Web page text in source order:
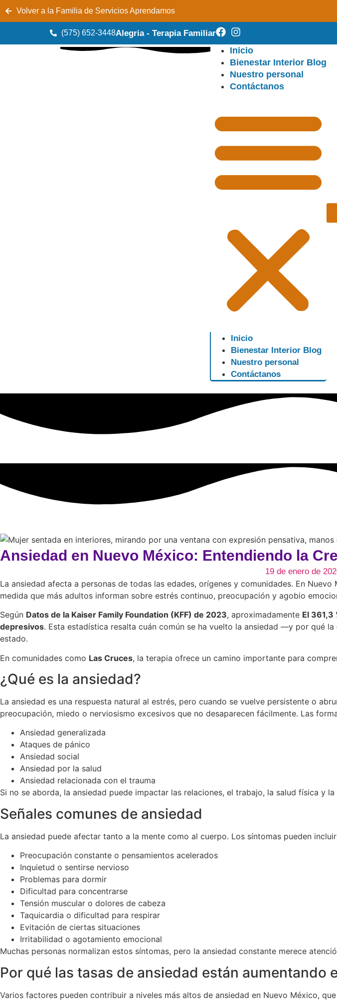
Volver a la Familia de Servicios Aprendamos
(575) 652-3448Alegria - Terapia Familiar
Inicio
Bienestar Interior Blog
Nuestro personal
Contáctanos
Inicio
Bienestar Interior Blog
Nuestro personal
Contáctanos
Ansiedad en Nuevo México: Entendiendo la
19 de enero de
La ansiedad afecta a personas de todas las edades, orígenes y comunidades. En
medida que más adultos informan sobre estrés continuo, preocupación y agobio
Según Datos de la Kaiser Family Foundation (KFF) de 2023, aproximadamente El
depresivos. Esta estadística resalta cuán común se ha vuelto la ansiedad —y por qué
estado.
En comunidades como Las Cruces, la terapia ofrece un camino importante para
¿Qué es la ansiedad?
La ansiedad es una respuesta natural al estrés, pero cuando se vuelve persistente o
preocupación, miedo o nerviosismo excesivos que no desaparecen fácilmente. Las
Ansiedad generalizada
Ataques de pánico
Ansiedad social
Ansiedad por la salud
Ansiedad relacionada con el trauma
Si no se aborda, la ansiedad puede impactar las relaciones, el trabajo, la salud física y
Señales comunes de ansiedad
La ansiedad puede afectar tanto a la mente como al cuerpo. Los síntomas pueden
Preocupación constante o pensamientos acelerados
Inquietud o sentirse nervioso
Problemas para dormir
Dificultad para concentrarse
Tensión muscular o dolores de cabeza
Taquicardia o dificultad para respirar
Evitación de ciertas situaciones
Irritabilidad o agotamiento emocional
Muchas personas normalizan estos síntomas, pero la ansiedad constante merece
Por qué las tasas de ansiedad están aumentando
Varios factores pueden contribuir a niveles más altos de ansiedad en Nuevo México,